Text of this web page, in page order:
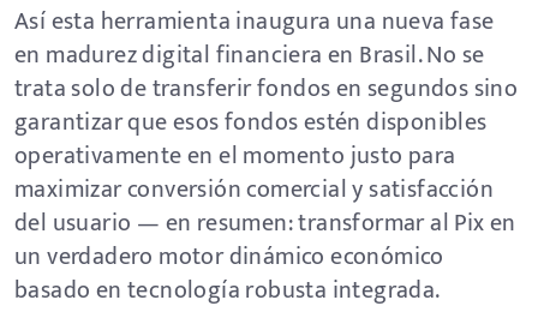
Así esta herramienta inaugura una nueva fase
en madurez digital financiera en Brasil. No se
trata solo de transferir fondos en segundos sino
garantizar que esos fondos estén disponibles
operativamente en el momento justo para
maximizar conversión comercial y satisfacción
del usuario — en resumen: transformar al Pix en
un verdadero motor dinámico económico
basado en tecnología robusta integrada.